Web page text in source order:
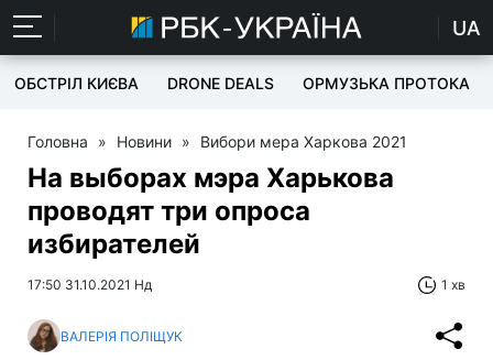
UA
ОБСТРІЛ КИЄВА DRONE DEALS ОРМУЗЬКА ПРОТОКА
Головна » Новини » Вибори мера Харкова 2021
На выборах мэра Харькова
проводят три опроса
избирателей
17:50 31.10.2021 Нд 1 хв
ВАЛЕРІЯ ПОЛІЩУК